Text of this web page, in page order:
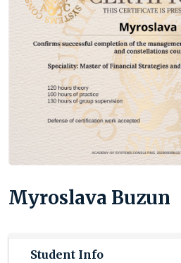
Myroslava Buzun
Student Info